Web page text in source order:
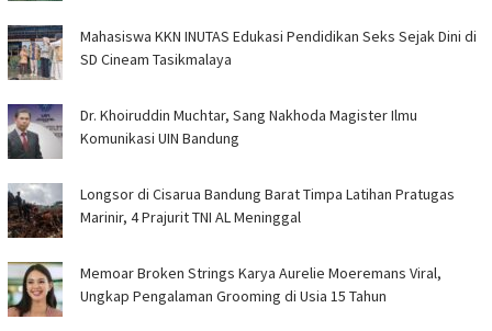
Mahasiswa KKN INUTAS Edukasi Pendidikan Seks Sejak Dini di
SD Cineam Tasikmalaya
Dr. Khoiruddin Muchtar, Sang Nakhoda Magister Ilmu
Komunikasi UIN Bandung
Longsor di Cisarua Bandung Barat Timpa Latihan Pra­tugas
Marinir, 4 Prajurit TNI AL Meninggal
Memoar Broken Strings Karya Aurelie Moeremans Viral,
Ungkap Pengalaman Grooming di Usia 15 Tahun